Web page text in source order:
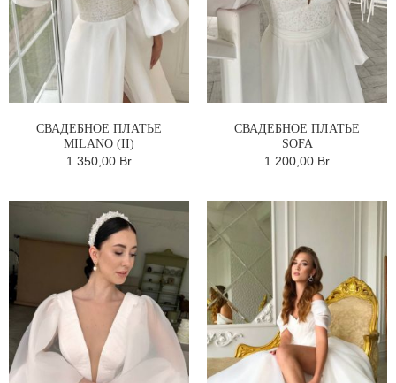
СВАДЕБНОЕ ПЛАТЬЕ
MILANO (II)
1 350,00 Br
СВАДЕБНОЕ ПЛАТЬЕ
SOFA
1 200,00 Br